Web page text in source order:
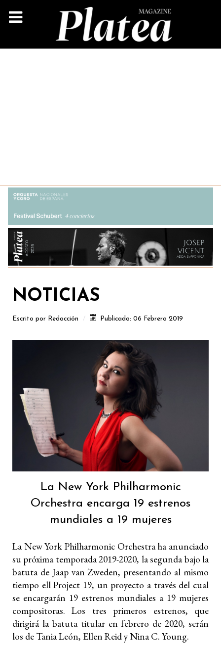
NOTICIAS
Escrito por Redacción Publicado: 06 Febrero 2019
La New York Philharmonic
Orchestra encarga 19 estrenos
mundiales a 19 mujeres
La New York Philharmonic Orchestra ha anunciado
su próxima temporada 2019-2020, la segunda bajo la
batuta de Jaap van Zweden, presentando al mismo
tiempo ell Project 19, un proyecto a través del cual
se encargarán 19 estrenos mundiales a 19 mujeres
compositoras. Los tres primeros estrenos, que
dirigirá la batuta titular en febrero de 2020, serán
los de Tania León, Ellen Reid y Nina C. Young.